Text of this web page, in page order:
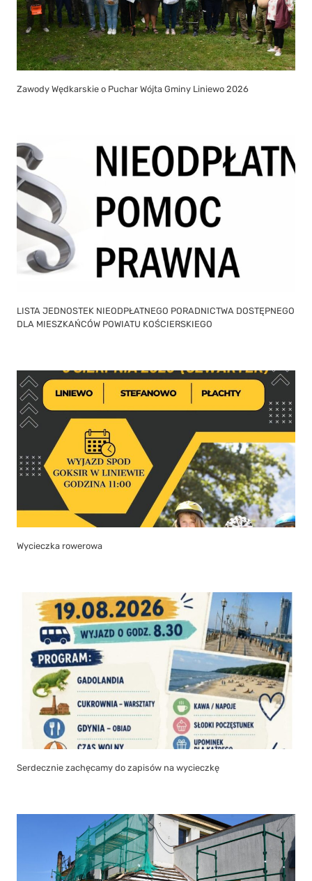
Zawody Wędkarskie o Puchar Wójta Gminy Liniewo 2026
LISTA JEDNOSTEK NIEODPŁATNEGO PORADNICTWA DOSTĘPNEGO
DLA MIESZKAŃCÓW POWIATU KOŚCIERSKIEGO
Wycieczka rowerowa
Serdecznie zachęcamy do zapisów na wycieczkę